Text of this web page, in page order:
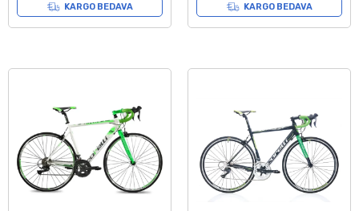
KARGO BEDAVA KARGO BEDAVA